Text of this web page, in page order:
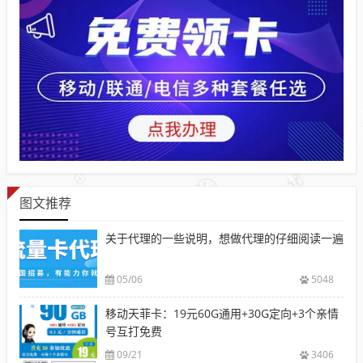
图文推荐
关于代理的一些说明，想做代理的仔细阅读一遍
05/06 5048
移动天菲卡：19元60G通用+30G定向+3个亲情
号互打免费
09/21 3406